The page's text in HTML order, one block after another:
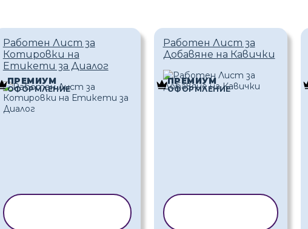
Работен Лист за
Котировки на
Етикети за Диалог
ПРЕМИУМ
ОФОРМЛЕНИЕ
Работен Лист за
Добавяне на Кавички
ПРЕМИУМ
ОФОРМЛЕНИЕ